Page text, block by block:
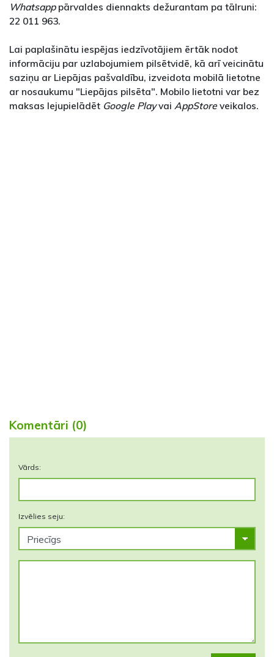
Whatsapppārvaldes diennakts dežurantam pa tālruni:
22 011 963.
Lai paplašinātu iespējas iedzīvotājiem ērtāk nodot
informāciju par uzlabojumiem pilsētvidē, kā arī veicinātu
saziņu ar Liepājas pašvaldību, izveidota mobilā lietotne
ar nosaukumu "Liepājas pilsēta". Mobilo lietotni var bez
maksas lejupielādēt Google Playvai AppStore veikalos.
Komentāri (0)
Vārds:
Izvēlies seju: